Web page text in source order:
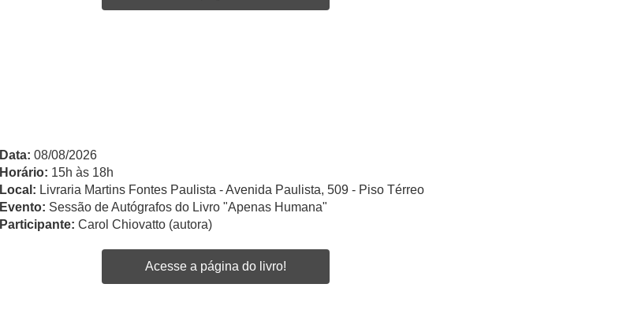
Data: 08/08/2026
Horário: 15h às 18h
Local: Livraria Martins Fontes Paulista - Avenida Paulista, 509 - Piso Térreo
Evento: Sessão de Autógrafos do Livro "Apenas Humana"
Participante: Carol Chiovatto (autora)
Acesse a página do livro!